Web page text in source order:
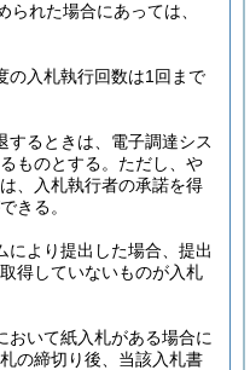
られた場合にあっては、
の入札執行回数は1回まで
するときは、電子調達シス
ものとする。 ただし、や
、入札執行者の承諾を得
きる。
により提出した場合、提出
得していないものが入札
おいて紙入札がある場合に
の締切り後、当該入札書